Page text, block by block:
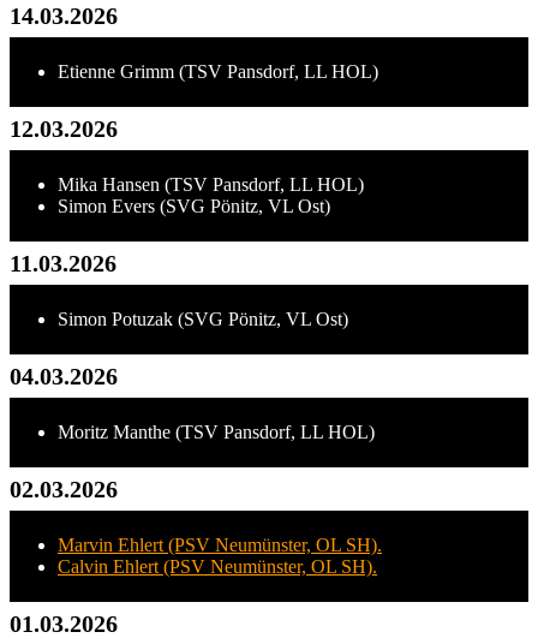
14.03.2026
Etienne Grimm (TSV Pansdorf, LL HOL)
12.03.2026
Mika Hansen (TSV Pansdorf, LL HOL)
Simon Evers (SVG Pönitz, VL Ost)
11.03.2026
Simon Potuzak (SVG Pönitz, VL Ost)
04.03.2026
Moritz Manthe (TSV Pansdorf, LL HOL)
02.03.2026
Marvin Ehlert (PSV Neumünster, OL SH).
Calvin Ehlert (PSV Neumünster, OL SH).
01.03.2026